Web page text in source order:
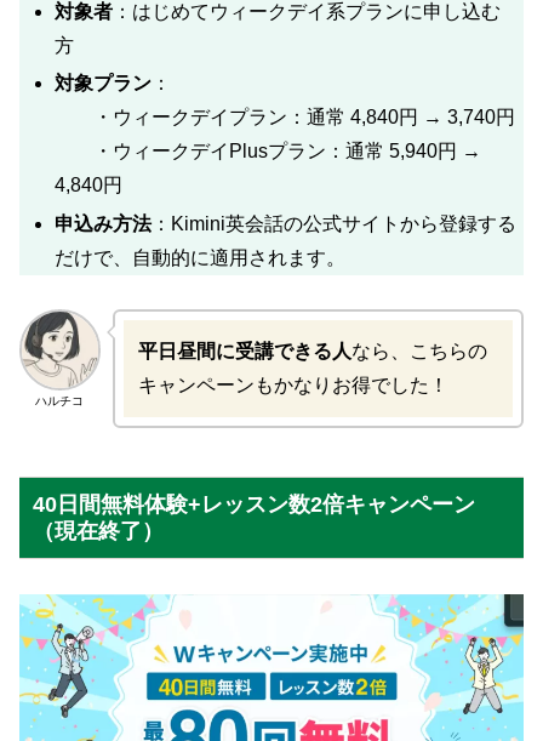
対象者 ：はじめてウィークデイ系プランに申し込む
方
対象プラン ：
・ウィークデイプラン：通常 4,840円 → 3,740円
・ウィークデイPlusプラン：通常 5,940円 →
4,840円
申込み方法：Kimini英会話の公式サイトから登録する
だけで、自動的に適用されます。
ハルチコ
平日昼間に受講できる人なら、こちらの
キャンペーンもかなりお得でした！
40日間無料体験+レッスン数2倍キャンペーン
（現在終了）